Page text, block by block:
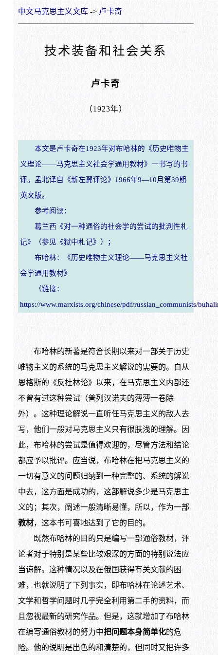
中文马克思主义文库-> 卢卡奇
技术装备和社会关系
卢卡奇
（1923年）
本文是卢卡奇在1923年对布哈林的《历史唯物主
义理论——马克思主义社会学通用教材》一书写的书
评。孟北译自《新左翼评论》1966年9—10月第39期
英文版。
参考阅读：
葛兰西《对一种通俗的社会学的尝试的批判性札
记》（参见《狱中札记》）；
布哈林：《历史唯物主义理论——马克思主义社
会学通用教材》
（链接：
https://www.marxists.org/chinese/pdf/russian_communists/
布哈林的新著是符合长期以来对一部关于历史
唯物主义的系统的马克思主义解说的需要的。自从
恩格斯的《反杜林论》以来，在马克思主义内部还
不曾有过这种尝试（普列汉诺夫的薄薄一卷除
外）。这种理论解说一直听任马克思主义的敌人去
写，他们一般对马克思主义只有很肤浅的理解。因
此，布哈林的尝试是值得欢迎的，尽管方法和结论
都应予以批评。应当说，布哈林在把马克思主义的
一切有意义的问题归纳到一种完整的、系统的解说
中去，这方面是成功的，这部解说多少是马克思主
义的；其次，阐述一般清晰易懂，所以，作为一部
教材，这本书可喜地达到了它的目的。
既然布哈林的目的只是编写一部通俗教材，评
论者对于特别是某些比较艰深的方面的特别说法应
当谅解。这种情况以及在俄国获得有关文献的困
难，也就说明了下列事实，即布哈林在论述艺术、
文学和哲学问题时几乎完全利用第二手的资料，而
且忽视最新的研究作品。但是，这就增加了布哈林
在编写通俗教材的努力中把问题本身简单化的危
险。他的说明是出色的和清楚的，但同时又把许多